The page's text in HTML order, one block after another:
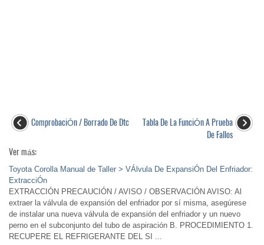
ComprobaciÓn / Borrado De Dtc
Tabla De La FunciÓn A Prueba
De Fallos
Ver más:
Toyota Corolla Manual de Taller > VÁlvula De ExpansiÓn Del Enfriador:
ExtracciÓn
EXTRACCIÓN PRECAUCIÓN / AVISO / OBSERVACIÓN AVISO: Al
extraer la válvula de expansión del enfriador por sí misma, asegúrese
de instalar una nueva válvula de expansión del enfriador y un nuevo
perno en el subconjunto del tubo de aspiración B. PROCEDIMIENTO 1.
RECUPERE EL REFRIGERANTE DEL SI ...